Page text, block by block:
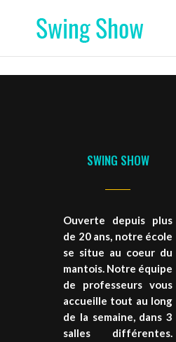
SWING SHOW
Ouverte depuis plus
de 20 ans, notre école
se situe au coeur du
mantois. Notre équipe
de professeurs vous
accueille tout au long
de la semaine, dans 3
salles différentes.